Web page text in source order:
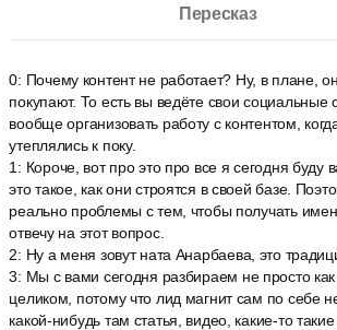
Пересказ
0: Почему контент не работает? Ну, в плане,
покупают. То есть вы ведёте свои социальные
вообще организовать работу с контентом,
утеплялись к поку.
1 : Короче, вот про это про все я сегодня буду
это такое, как они строятся в своей базе.
реально проблемы с тем, чтобы получать
отвечу на этот вопрос.
2: Ну а меня зовут ната Анарбаева, это
3: Мы с вами сегодня разбираем не просто
целиком, потому что лид магнит сам по себе
какой-нибудь там статья, видео, какие-то